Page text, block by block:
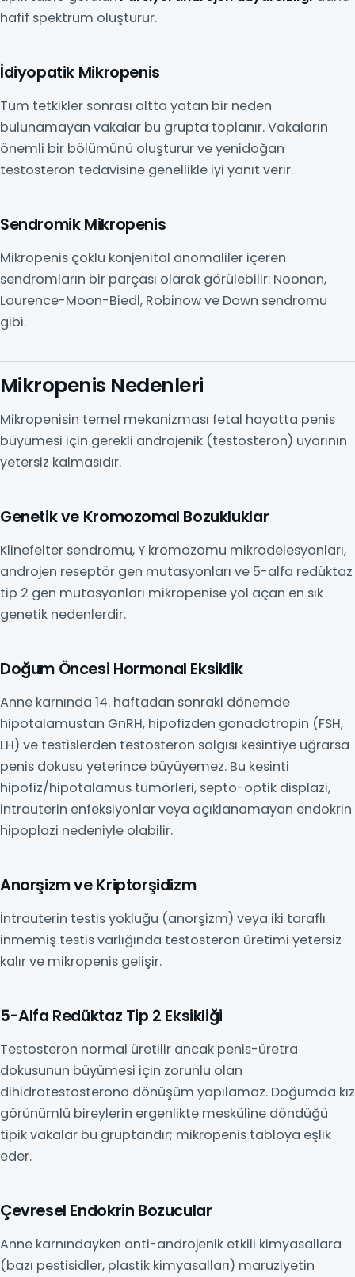
hafif spektrum oluşturur.
İdiyopatik Mikropenis
Tüm tetkikler sonrası altta yatan bir neden
bulunamayan vakalar bu grupta toplanır. Vakaların
önemli bir bölümünü oluşturur ve yenidoğan
testosteron tedavisine genellikle iyi yanıt verir.
Sendromik Mikropenis
Mikropenis çoklu konjenital anomaliler içeren
sendromların bir parçası olarak görülebilir: Noonan,
Laurence-Moon-Biedl, Robinow ve Down sendromu
gibi.
Mikropenis Nedenleri
Mikropenisin temel mekanizması fetal hayatta penis
büyümesi için gerekli androjenik (testosteron) uyarının
yetersiz kalmasıdır.
Genetik ve Kromozomal Bozukluklar
Klinefelter sendromu, Y kromozomu mikrodelesyonları,
androjen reseptör gen mutasyonları ve 5-alfa redüktaz
tip 2 gen mutasyonları mikropenise yol açan en sık
genetik nedenlerdir.
Doğum Öncesi Hormonal Eksiklik
Anne karnında 14. haftadan sonraki dönemde
hipotalamustan GnRH, hipofizden gonadotropin (FSH,
LH) ve testislerden testosteron salgısı kesintiye uğrarsa
penis dokusu yeterince büyüyemez. Bu kesinti
hipofiz/hipotalamus tümörleri, septo-optik displazi,
intrauterin enfeksiyonlar veya açıklanamayan endokrin
hipoplazi nedeniyle olabilir.
Anorşizm ve Kriptorşidizm
İntrauterin testis yokluğu (anorşizm) veya iki taraflı
inmemiş testis varlığında testosteron üretimi yetersiz
kalır ve mikropenis gelişir.
5-Alfa Redüktaz Tip 2 Eksikliği
Testosteron normal üretilir ancak penis-üretra
dokusunun büyümesi için zorunlu olan
dihidrotestosterona dönüşüm yapılamaz. Doğumda kız
görünümlü bireylerin ergenlikte mesküline döndüğü
tipik vakalar bu gruptandır; mikropenis tabloya eşlik
eder.
Çevresel Endokrin Bozucular
Anne karnındayken anti-androjenik etkili kimyasallara
(bazı pestisidler, plastik kimyasalları) maruziyetin